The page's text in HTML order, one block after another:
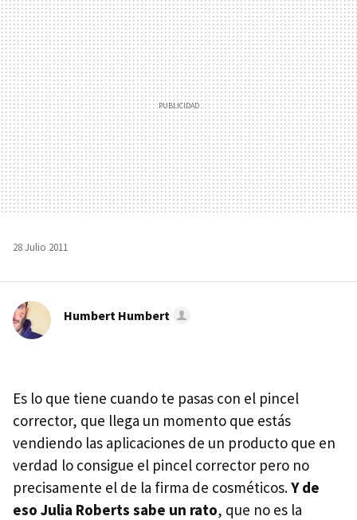
MAIL
28 Julio 2011
Humbert Humbert
Es lo que tiene cuando te pasas con el pincel
corrector, que llega un momento que estás
vendiendo las aplicaciones de un producto que en
verdad lo consigue el pincel corrector pero no
precisamente el de la firma de cosméticos.Y de
eso Julia Roberts sabe un rato, que no es la